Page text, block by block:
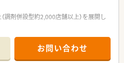
調剤併設型約2,000店舗以上）を展開し
！
ますが、経験の少ない方でも500万前
！
お問い合わせ